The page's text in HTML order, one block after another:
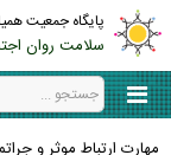
پایگاه جمعیت
سلامت روان
مهارت ارتباط موثر و